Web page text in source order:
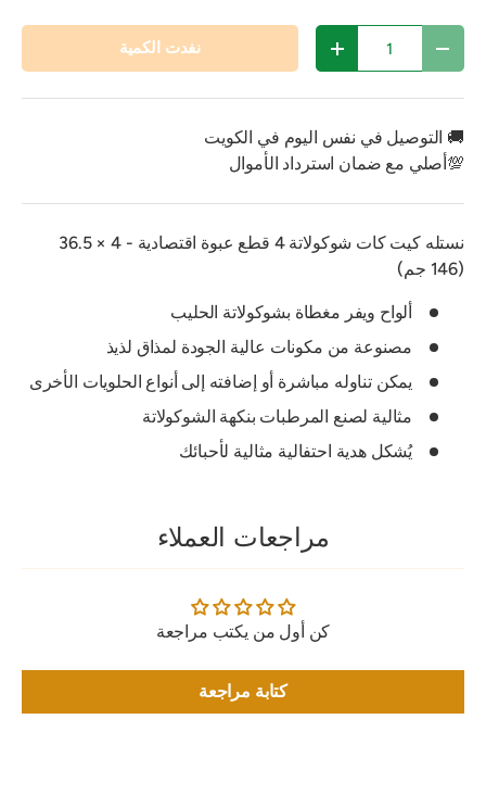
تقليل الكمية زيادة الكمية نفدت الكمية
🚚 التوصيل في نفس اليوم في الكويت
💯أصلي مع ضمان استرداد الأموال
نستله كيت كات شوكولاتة 4 قطع عبوة اقتصادية - 4 × 36.5
(146 جم)
ألواح ويفر مغطاة بشوكولاتة الحليب
مصنوعة من مكونات عالية الجودة لمذاق لذيذ
يمكن تناوله مباشرة أو إضافته إلى أنواع الحلويات الأخرى
مثالية لصنع المرطبات بنكهة الشوكولاتة
يُشكل هدية احتفالية مثالية لأحبائك
مراجعات العملاء
كن أول من يكتب مراجعة
كتابة مراجعة